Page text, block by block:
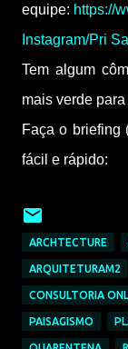
equipe: https://
Instagram/Pri
Tem algum
mais verde
Faça o briefing
fácil e rápido:
ARCHTECTURE
ARQUITETURAM2
CONSULTORIA
PAISAGISMO